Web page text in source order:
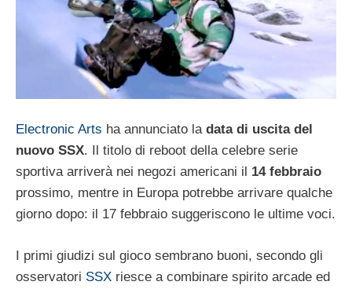
Electronic Arts ha annunciato la data di uscita del
nuovo SSX. Il titolo di reboot della celebre serie
sportiva arriverà nei negozi americani il 14 febbraio
prossimo, mentre in Europa potrebbe arrivare qualche
giorno dopo: il 17 febbraio suggeriscono le ultime voci.
I primi giudizi sul gioco sembrano buoni, secondo gli
osservatori SSX riesce a combinare spirito arcade ed